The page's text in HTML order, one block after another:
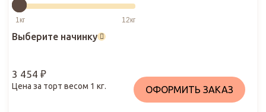
Выберите начинку
3 454 ₽
Цена за торт весом 1 кг. ОФОРМИТЬ ЗАКАЗ